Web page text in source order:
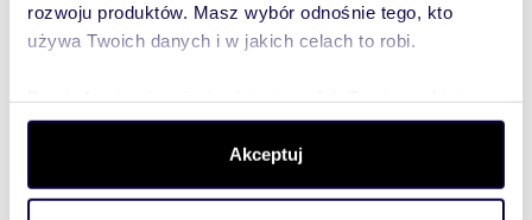
rozwoju produktów. Masz wybór odnośnie tego, kto
używa Twoich danych i w jakich celach to robi.
dane są przetwarzane oraz ustaw własne preferencje w
. W Deklaracji plików cookie możesz
zmienić lub wycofać swoją zgodę w dowolnej chwili.
Akceptuj